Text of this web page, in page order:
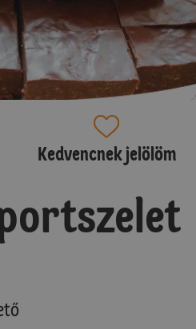
Kedvencnek jelölöm